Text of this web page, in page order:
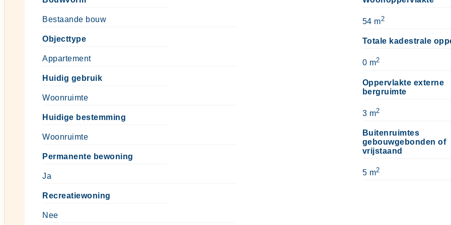
Bestaande bouw
Objecttype
Appartement
Huidig gebruik
Woonruimte
Huidige bestemming
Woonruimte
Permanente bewoning
Ja
Recreatiewoning
Nee
54 m2
Totale kadestrale
0 m2
Oppervlakte externe
bergruimte
3 m2
Buitenruimtes
gebouwgebonden of
vrijstaand
5 m2